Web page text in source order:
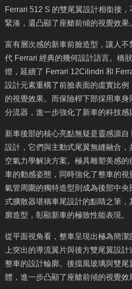
Ferrari 512 S 的雙尾翼設計相銜接
緊湊，還凸顯了座艙前傾的視覺效果
富有層次感的新車前臉造型，讓人不
代 Ferrari 經典的幾何設計語言。橋
燈，延續了 Ferrari 12Cilindri 和
設計元素重構了前臉表面的虛實比例
的視覺效果。而保險桿下部採用車
分流器，進一步強化了新車的科技感
新車後部的核心亮點無疑是靈感源自
設計，它們與主動式尾翼無縫融合，
空氣力學解決方案。極具雕塑美感
車的動感姿態，同時強化了整車的
氣管周圍的獨特造型則成為後部中央
式擴散器堪稱車尾設計的點睛之筆，
廓造型，彰顯新車的極致性能表現。
從平面視角看，整車呈現出極為簡
上突出的導流翼片與後方雙尾翼設
整車的設計輪廓。後擋風玻璃與雙尾
體，進一步凸顯了座艙前傾的視覺效